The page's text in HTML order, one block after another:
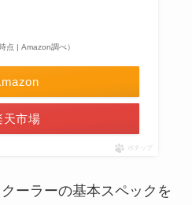
点 | Amazon調べ）
天市場
ポチップ
ーラーの基本スペックを